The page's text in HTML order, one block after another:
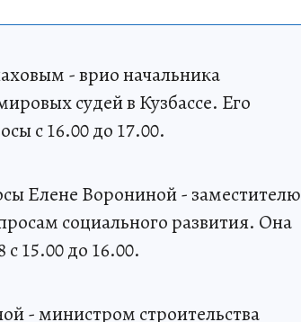
- врио начальника
судей в Кузбассе. Его
с 16.00 до 17.00.
Елене Ворониной - заместителю
социального развития. Она
с 15.00 до 16.00.
- министром строительства